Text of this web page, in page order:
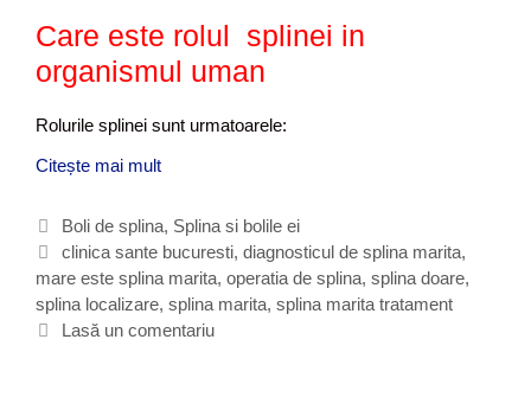
Care este rolul splinei in
organismul uman
Rolurile splinei sunt urmatoarele:
Citește mai mult
e
r
e
a
i
C
a
t
e
g
Boli de splina, Splina si bolile ei
E
t
i
c
clinica sante bucuresti, diagnosticul de splina marita,
mare este splina marita, operatia de splina, splina doare,
splina localizare, splina marita, splina marita tratament
Lasă un comentariu